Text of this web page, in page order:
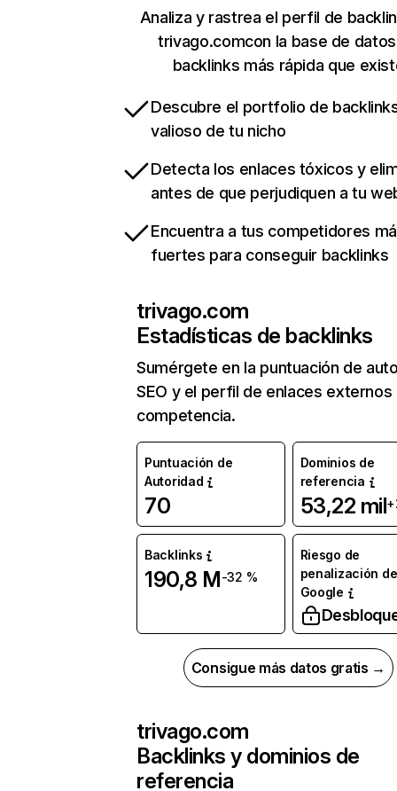
Analiza y rastrea el perfil de
trivago.comcon la base de
backlinks más rápida que
Descubre el portfolio de
valioso de tu nicho
Detecta los enlaces tóxicos y
antes de que perjudiquen a tu
Encuentra a tus competidores
fuertes para conseguir backlinks
trivago.com
Estadísticas de backlinks
Sumérgete en la puntuación de
SEO y el perfil de enlaces externos
competencia.
Puntuación de
Autoridad
70
Dominios de
referencia
53,22 mil
Backlinks
190,8 M-32 %
Riesgo de
penalización de
Google
Consigue más datos gratis →
trivago.com
Backlinks y dominios de
referencia